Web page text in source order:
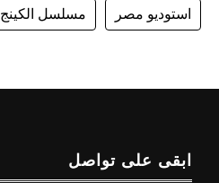
استوديو مصر مسلسل الكينج
ابقى على تواصل